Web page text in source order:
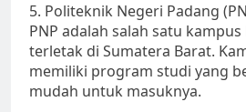
5. Politeknik Negeri Padang
PNP adalah salah satu
terletak di Sumatera Barat.
memiliki program studi yang
mudah untuk masuknya.